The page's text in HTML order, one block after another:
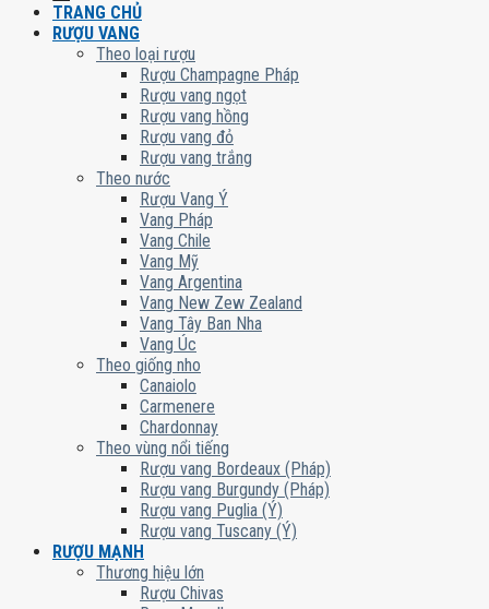
TRANG CHỦ
RƯỢU VANG
Theo loại rượu
Rượu Champagne Pháp
Rượu vang ngọt
Rượu vang hồng
Rượu vang đỏ
Rượu vang trắng
Theo nước
Rượu Vang Ý
Vang Pháp
Vang Chile
Vang Mỹ
Vang Argentina
Vang New Zew Zealand
Vang Tây Ban Nha
Vang Úc
Theo giống nho
Canaiolo
Carmenere
Chardonnay
Theo vùng nổi tiếng
Rượu vang Bordeaux (Pháp)
Rượu vang Burgundy (Pháp)
Rượu vang Puglia (Ý)
Rượu vang Tuscany (Ý)
RƯỢU MẠNH
Thương hiệu lớn
Rượu Chivas